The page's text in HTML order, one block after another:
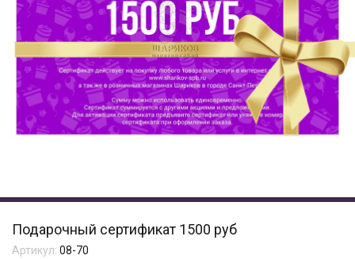
Подарочный сертификат 1500 руб
Артикул: 08-70